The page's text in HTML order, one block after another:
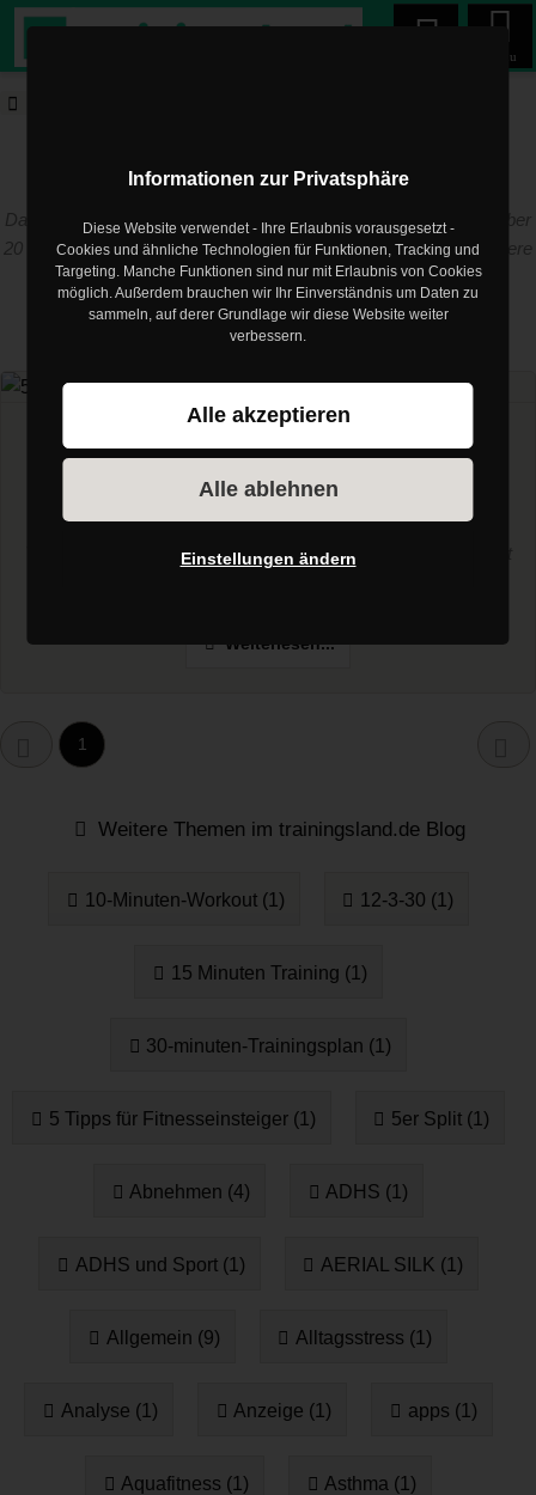
Menu
trainingsland.de Blog
Das Training muss zum Menschen passen! Die Erfahrung aus über
20 Jahren als Trainer und Physiotherapeut im Profisport sind unsere
Basis
Artikel zum Thema
5er Split TCM-Trainingsplan
5er Split
Klassische Split-Pläne zum Muskelaufbau kennen ja viele
Trainierende. Wer seinen Schwerpunkt im Split auf Gesundheit
Weiterlesen...
1
Weitere Themen im trainingsland.de Blog
10-Minuten-Workout (1) 12-3-30 (1)
15 Minuten Training (1)
30-minuten-Trainingsplan (1)
5 Tipps für Fitnesseinsteiger (1) 5er Split (1)
Abnehmen (4) ADHS (1)
ADHS und Sport (1) AERIAL SILK (1)
Allgemein (9) Alltagsstress (1)
Analyse (1) Anzeige (1) apps (1)
Aquafitness (1) Asthma (1)
Informationen zur Privatsphäre
Diese Website verwendet - Ihre Erlaubnis vorausgesetzt -
Cookies und ähnliche Technologien für Funktionen, Tracking und
Targeting. Manche Funktionen sind nur mit Erlaubnis von Cookies
möglich. Außerdem brauchen wir Ihr Einverständnis um Daten zu
sammeln, auf derer Grundlage wir diese Website weiter
verbessern.
Alle akzeptieren
Alle ablehnen
Einstellungen ändern